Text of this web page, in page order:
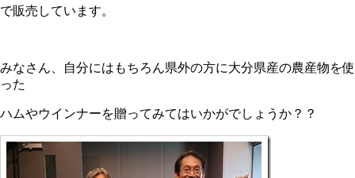
で販売しています。
みなさん、自分にはもちろん県外の方に大分県産の農産物を使
った
ハムやウインナーを贈ってみてはいかがでしょうか？？